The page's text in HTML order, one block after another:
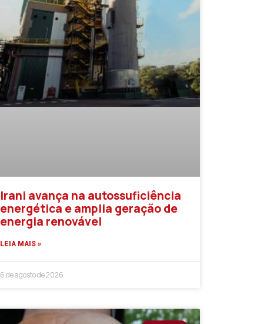
Irani avança na autossuficiência
energética e amplia geração de
energia renovável
LEIA MAIS »
6 de agosto de 2026